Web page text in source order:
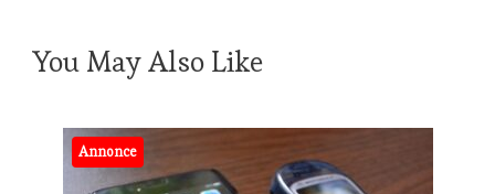
You May Also Like
Annonce